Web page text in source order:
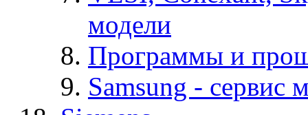
модели
Программы и
Samsung - cервис